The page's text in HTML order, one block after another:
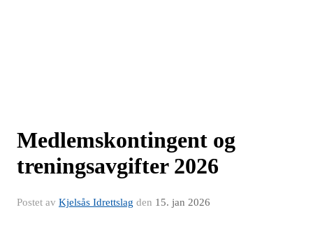
Medlemskontingent og
treningsavgifter 2026
Postet av Kjelsås Idrettslag den 15. jan 2026